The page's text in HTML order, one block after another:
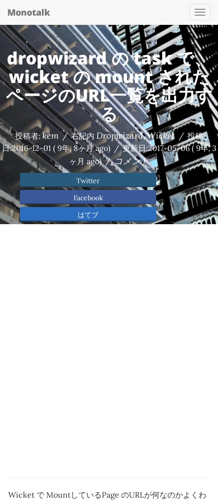
Monotalk
dropwizard の task で、
wicket の mount された
ページのURL一覧を出力す
る
投稿者:kem / 右記内 Dropwizard,Wicket / 投稿
日:2016-12-01( 9年, 8ヶ月 ago) / 更新日:2017-05-06( 9年, 3
ヶ月 ago) / コメント
Twitter
Facebook
はてブ
Wicket で MountしているPage のURLが何なのかよくわ